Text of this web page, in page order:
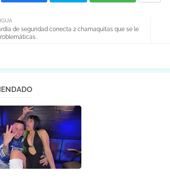
de seguridad conecta 2 chamaquitas que se le
.